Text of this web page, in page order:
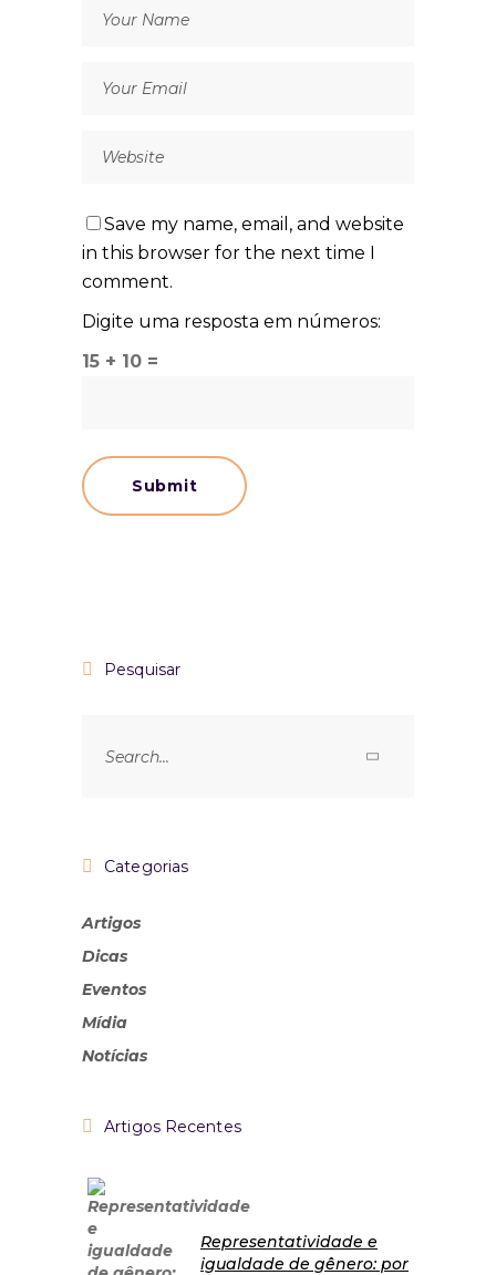
Save my name, email, and website
in this browser for the next time I
comment.
Digite uma resposta em números:
15 + 10 =
Pesquisar
Categorias
Artigos
Dicas
Eventos
Mídia
Notícias
Artigos Recentes
Representatividade e
igualdade de gênero: por